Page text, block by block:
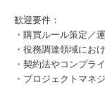
歓迎要件：
・購買ルール策定／
・役務調達領域にお
・契約法やコンプラ
・プロジェクトマネ